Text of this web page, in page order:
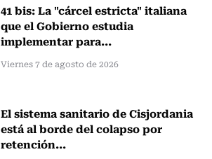
41 bis: La "cárcel estricta" italiana
que el Gobierno estudia
implementar para...
Viernes 7 de agosto de 2026
El sistema sanitario de Cisjordania
está al borde del colapso por
retención...